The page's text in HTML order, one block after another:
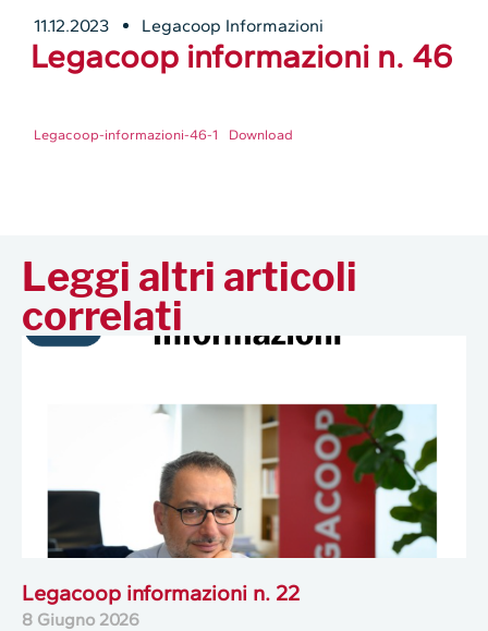
11.12.2023 Legacoop Informazioni
Legacoop informazioni n. 46
Legacoop-informazioni-46-1 Download
Leggi altri articoli
correlati
Legacoop informazioni n. 22
8 Giugno 2026